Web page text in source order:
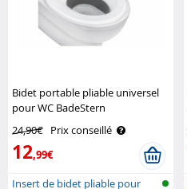
Bidet portable pliable universel
pour WC BadeStern
24,90€ Prix conseillé
12,99€
Insert de bidet pliable pour